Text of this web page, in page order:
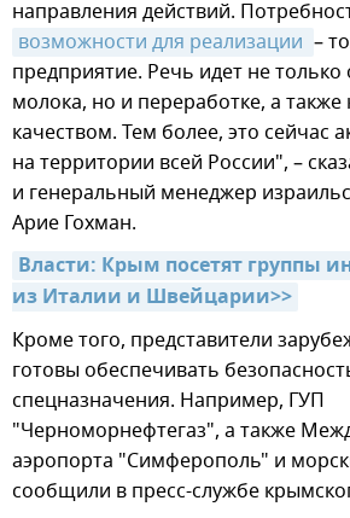
направления действий.
возможности для реализации –
предприятие. Речь идет не только
молока, но и переработке, а также
качеством. Тем более, это сейчас
на территории всей России", –
и генеральный менеджер
Арие Гохман.
Власти: Крым посетят группы
из Италии и Швейцарии>>
Кроме того, представители
готовы обеспечивать
спецназначения. Например, ГУП
"Черноморнефтегаз", а также
аэропорта "Симферополь" и
сообщили в пресс-службе